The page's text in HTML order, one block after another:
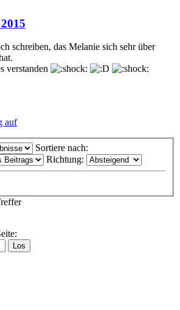
schreiben, das Melanie sich sehr über
verstanden
auf
Sortiere nach:
Richtung: